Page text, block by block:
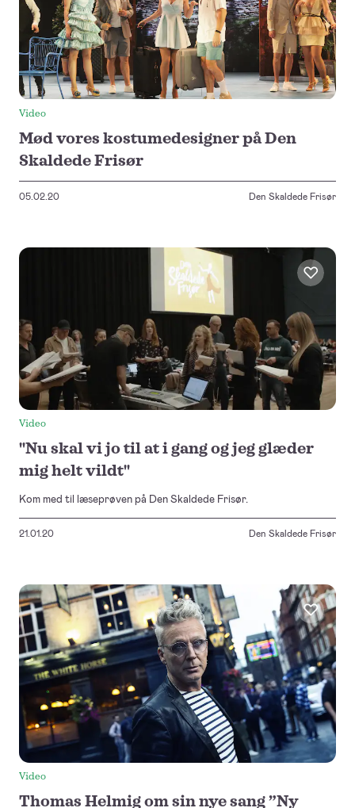
Video
Mød vores kostumedesigner på Den
Skaldede Frisør
05.02.20 Den Skaldede Frisør
Video
"Nu skal vi jo til at i gang og jeg glæder
mig helt vildt"
Kom med til læseprøven på Den Skaldede Frisør.
21.01.20 Den Skaldede Frisør
Video
Thomas Helmig om sin nye sang ”Ny